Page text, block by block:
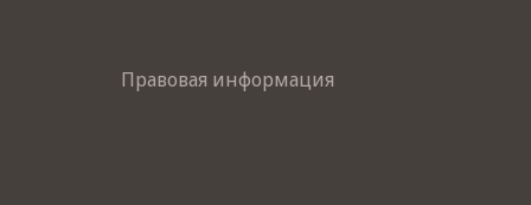
Правовая информация